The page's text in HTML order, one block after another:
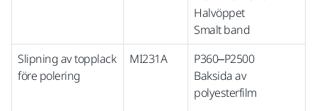
Halvöppet
Smalt band
Slipning av topplack
före polering
MI231A
P360–P2500
Baksida av
polyesterfilm